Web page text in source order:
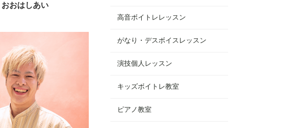
おおはしあい
高音ボイトレレッスン
がなり・デスボイスレッスン
演技個人レッスン
キッズボイトレ教室
ピアノ教室